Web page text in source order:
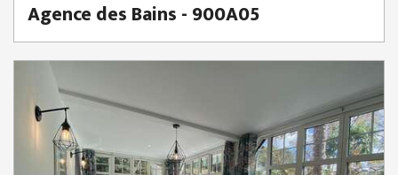
Agence des Bains - 900A05